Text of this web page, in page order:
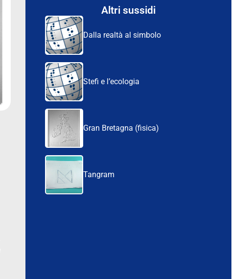
Altri sussidi
Dalla realtà al simbolo
Stefi e l’ecologia
Gran Bretagna (fisica)
Tangram